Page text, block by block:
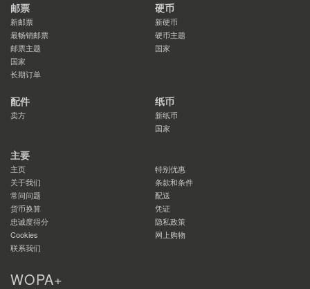
邮票
新邮票
最畅销邮票
邮票主题
国家
长期订单
硬币
新硬币
硬币主题
国家
配件
卖方
纸币
新纸币
国家
主要
主页
特别优惠
关于我们
条款和条件
常问问题
配送
货币换算
凭证
忠诚度得分
隐私政策
Cookies
网上购物
联系我们
WOPA+